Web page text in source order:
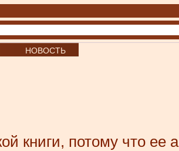
НОВОСТЬ
книги, потому что ее